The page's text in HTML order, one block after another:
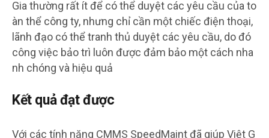
Gia thường rất ít để có thể duyệt các yêu cầu của to
àn thể công ty, nhưng chỉ cần một chiếc điện thoại,
lãnh đạo có thể tranh thủ duyệt các yêu cầu, do đó
công việc bảo trì luôn được đảm bảo một cách nha
nh chóng và hiệu quả
Kết quả đạt được
Với các tính năng CMMS SpeedMaint đã giúp Việt G